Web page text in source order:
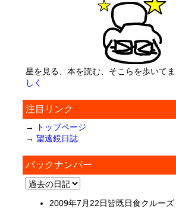
星を見る、本を読む、そこらを歩いて
しく
注目リンク
→
トップページ
→望遠鏡日誌
バックナンバー
2009年7月22日皆既日食クルーズ